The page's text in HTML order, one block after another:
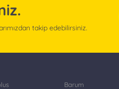
takip edebilirsiniz.
Barum